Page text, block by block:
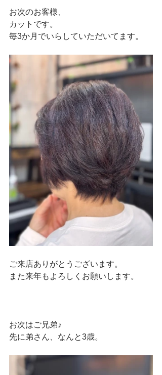
お次のお客様、
カットです。
毎3か月でいらしていただいてます。
ご来店ありがとうございます。
また来年もよろしくお願いします。
お次はご兄弟♪
先に弟さん、なんと3歳。